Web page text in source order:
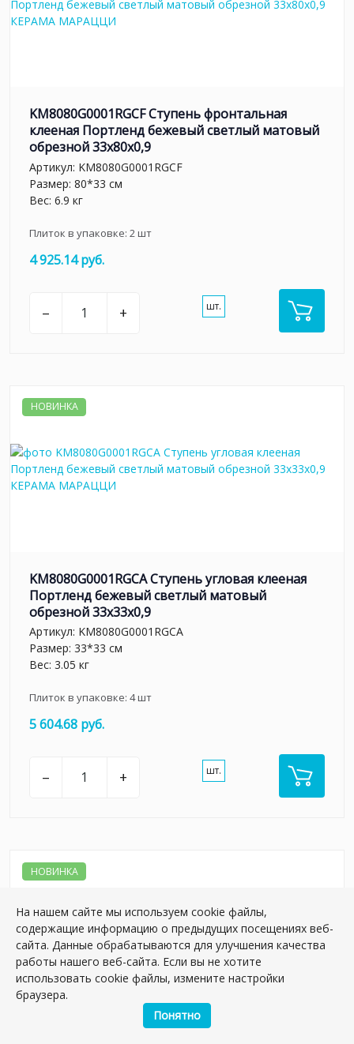
KM8080G0001RGCF Ступень фронтальная
клееная Портленд бежевый светлый матовый
обрезной 33x80x0,9
Артикул: KM8080G0001RGCF
Размер: 80*33 см
Вес: 6.9 кг
Плиток в упаковке: 2шт
4 925.14 руб.
– + шт.
НОВИНКА
KM8080G0001RGCA Ступень угловая клееная
Портленд бежевый светлый матовый
обрезной 33x33x0,9
Артикул: KM8080G0001RGCA
Размер: 33*33 см
Вес: 3.05 кг
Плиток в упаковке: 4шт
5 604.68 руб.
– + шт.
НОВИНКА
На нашем сайте мы используем cookie файлы,
содержащие информацию о предыдущих посещениях веб-
сайта. Данные обрабатываются для улучшения качества
работы нашего веб-сайта. Если вы не хотите
использовать cookie файлы, измените настройки
браузера.
Понятно